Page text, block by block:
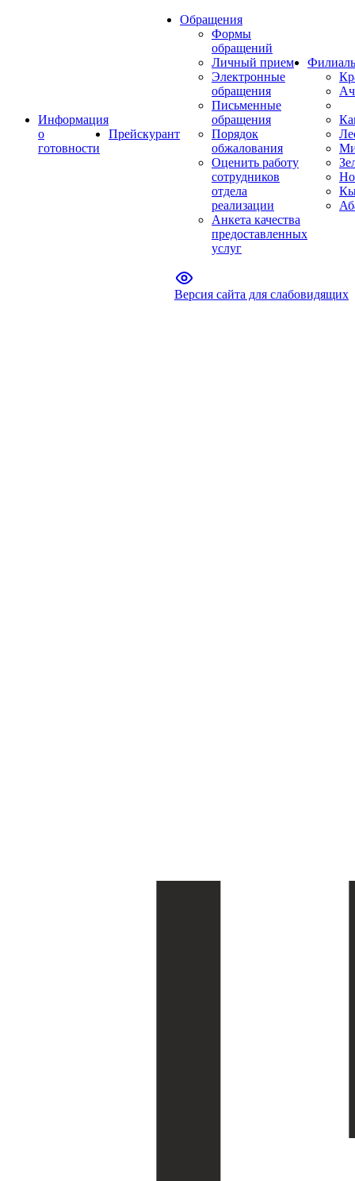
Информация
о
готовности
Прейскурант
Обращения
Формы
обращений
Личный прием
Электронные
обращения
Письменные
обращения
Порядок
обжалования
Оценить работу
сотрудников
отдела
реализации
Анкета качества
предоставленных
услуг
Версия сайта для слабовидящих